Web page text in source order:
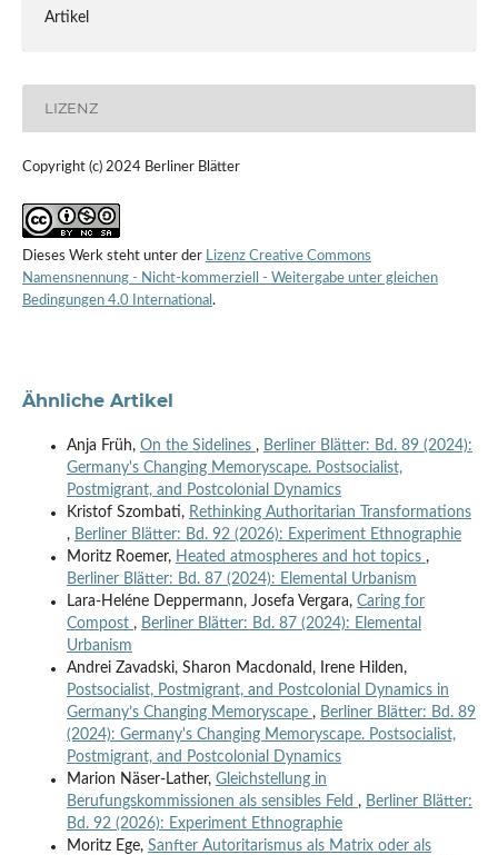
Artikel
LIZENZ
Copyright (c) 2024 Berliner Blätter
Dieses Werk steht unter der Lizenz Creative Commons
Namensnennung - Nicht-kommerziell - Weitergabe unter gleichen
Bedingungen 4.0 International .
Ähnliche Artikel
Anja Früh, On the Sidelines , Berliner Blätter: Bd. 89 (2024):
Germany's Changing Memoryscape. Postsocialist,
Postmigrant, and Postcolonial Dynamics
Kristof Szombati, Rethinking Authoritarian Transformations
, Berliner Blätter: Bd. 92 (2026): Experiment Ethnographie
Moritz Roemer, Heated atmospheres and hot topics ,
Berliner Blätter: Bd. 87 (2024): Elemental Urbanism
Lara-Heléne Deppermann, Josefa Vergara, Caring for
Compost , Berliner Blätter: Bd. 87 (2024): Elemental
Urbanism
Andrei Zavadski, Sharon Macdonald, Irene Hilden,
Postsocialist, Postmigrant, and Postcolonial Dynamics in
Germany’s Changing Memoryscape , Berliner Blätter: Bd. 89
(2024): Germany's Changing Memoryscape. Postsocialist,
Postmigrant, and Postcolonial Dynamics
Marion Näser-Lather, Gleichstellung in
Berufungskommissionen als sensibles Feld , Berliner Blätter:
Bd. 92 (2026): Experiment Ethnographie
Moritz Ege, Sanfter Autoritarismus als Matrix oder als